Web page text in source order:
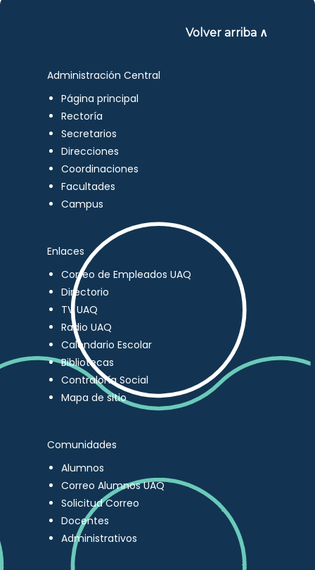
Volver arriba ∧
Administración Central
Página principal
Rectoría
Secretarios
Direcciones
Coordinaciones
Facultades
Campus
Enlaces
Correo de Empleados UAQ
Directorio
TV UAQ
Radio UAQ
Calendario Escolar
Bibliotecas
Contraloría Social
Mapa de sitio
Comunidades
Alumnos
Correo Alumnos UAQ
Solicitud Correo
Docentes
Administrativos